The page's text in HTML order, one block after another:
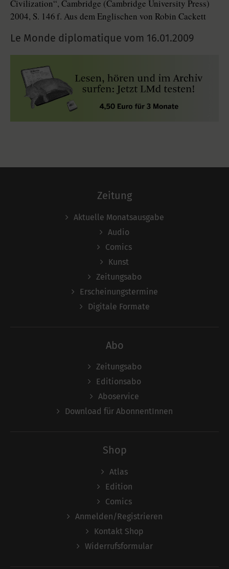
Civilization“, Cambridge (Cambridge University Press)
2004, S. 146 f. Aus dem Englischen von Robin Cackett
Le Monde diplomatique vom 16.01.2009
Zeitung
Aktuelle Monatsausgabe
Audio
Comics
Kunst
Zeitungsabo
Erscheinungstermine
Digitale Formate
Abo
Zeitungsabo
Editionsabo
Aboservice
Download für AbonnentInnen
Shop
Atlas
Edition
Comics
Anmelden/Registrieren
Kontakt Shop
Widerrufsformular